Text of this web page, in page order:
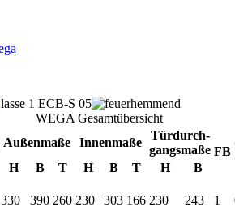
WEGA Gesamtübersicht
Außenmaße Innenmaße
Türdurch-
gangsmaße FB
H
B T H B T H
B
330 390 260 230 303 166 230 243 1